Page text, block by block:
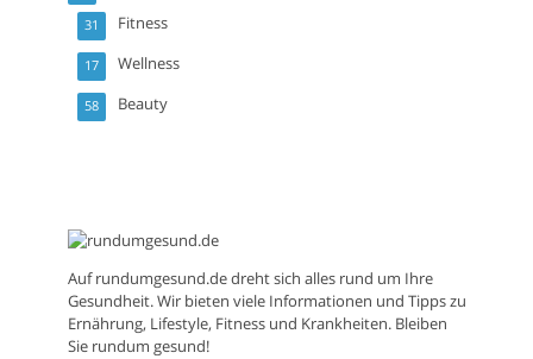
Fitness
31
Wellness
17
Beauty
58
Aufrundumgesund.dedreht sich alles rund um Ihre
Gesundheit. Wir bieten viele Informationen und Tipps zu
Ernährung, Lifestyle, Fitness und Krankheiten. Bleiben
Sie rundum gesund!